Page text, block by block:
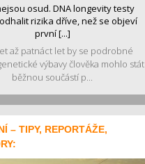
osud. DNA longevity testy
rizika dříve, než se objeví
první [...]
až patnáct let by se podrobné
výbavy člověka mohlo stát
běžnou součástí p...
– TIPY, REPORTÁŽE,